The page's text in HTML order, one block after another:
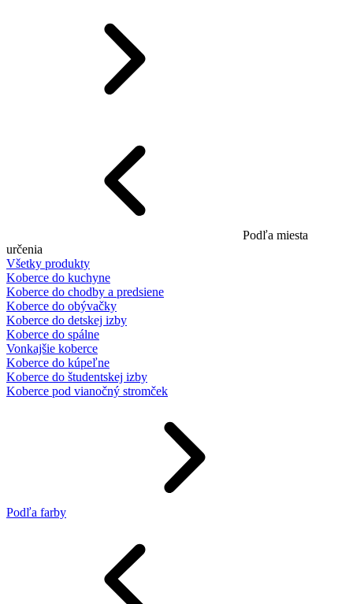
Podľa miesta
určenia
Všetky produkty
Koberce do kuchyne
Koberce do chodby a predsiene
Koberce do obývačky
Koberce do detskej izby
Koberce do spálne
Vonkajšie koberce
Koberce do kúpeľne
Koberce do študentskej izby
Koberce pod vianočný stromček
Podľa farby